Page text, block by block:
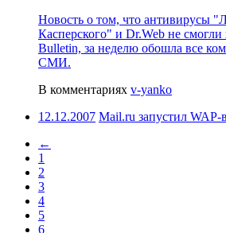
Новость о том, что антивирусы
Касперского" и Dr.Web не смогли
Bulletin, за неделю обошла все
СМИ.
В комментариях v-yanko
12.12.2007 Mail.ru запустил
←
1
2
3
4
5
6